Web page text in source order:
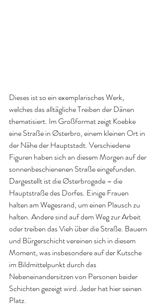
Dieses ist so ein exemplarisches Werk,
welches das alltägliche Treiben der Dänen
thematisiert. Im Großformat zeigt Koebke
eine Straße in Østerbro, einem kleinen Ort in
der Nähe der Hauptstadt. Verschiedene
Figuren haben sich an diesem Morgen auf der
sonnenbeschienenen Straße eingefunden.
Dargestellt ist die Østerbrogade – die
Hauptstraße des Dorfes. Einige Frauen
halten am Wegesrand, um einen Plausch zu
halten. Andere sind auf dem Weg zur Arbeit
oder treiben das Vieh über die Straße. Bauern
und Bürgerschicht vereinen sich in diesem
Moment, was insbesondere auf der Kutsche
im Bildmittelpunkt durch das
Nebeneinandersitzen von Personen beider
Schichten gezeigt wird. Jeder hat hier seinen
Platz.